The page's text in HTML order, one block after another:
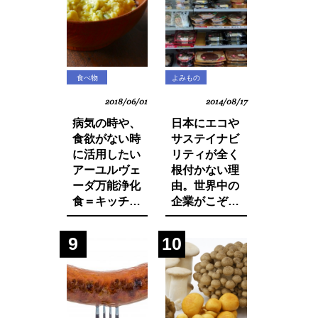
食べ物
2018/06/01
病気の時や、
食欲がない時
に活用したい
アーユルヴェ
ーダ万能浄化
食＝キッチャ
リーの作り方
よみもの
2014/08/17
日本にエコや
サステイナビ
リティが全く
根付かない理
由。世界中の
企業がこぞっ
て取り組む
SDGsへの遅
れ。それは日
本人・日本企
業と政府の意
識の低さにあ
った！
9 10